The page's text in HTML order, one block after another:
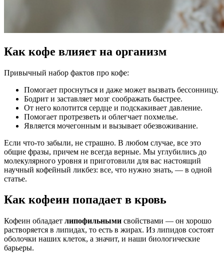
Как кофе влияет на организм
Привычный набор фактов про кофе:
Помогает проснуться и даже может вызвать бессонницу.
Бодрит и заставляет мозг соображать быстрее.
От него колотится сердце и подскакивает давление.
Помогает протрезветь и облегчает похмелье.
Является мочегонным и вызывает обезвоживание.
Если что-то забыли, не страшно. В любом случае, все это
общие фразы, причем не всегда верные. Мы углубились до
молекулярного уровня и приготовили для вас настоящий
научный кофейный ликбез: все, что нужно знать, — в одной
статье.
Как кофеин попадает в кровь
Кофеин обладает липофильными свойствами — он хорошо
растворяется в липидах, то есть в жирах. Из липидов состоят
оболочки наших клеток, а значит, и наши биологические
барьеры.